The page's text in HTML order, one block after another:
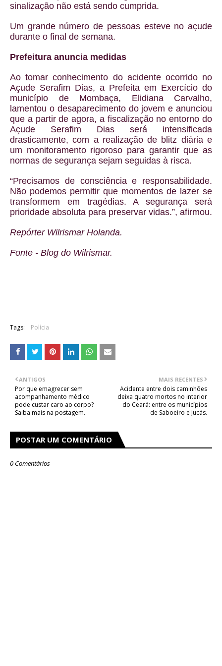
sinalização não está sendo cumprida.
Um grande número de pessoas esteve no açude
durante o final de semana.
Prefeitura anuncia medidas
Ao tomar conhecimento do acidente ocorrido no
Açude Serafim Dias, a Prefeita em Exercício do
município de Mombaça, Elidiana Carvalho,
lamentou o desaparecimento do jovem e anunciou
que a partir de agora, a fiscalização no entorno do
Açude Serafim Dias será intensificada
drasticamente, com a realização de blitz diária e
um monitoramento rigoroso para garantir que as
normas de segurança sejam seguidas à risca.
“Precisamos de consciência e responsabilidade.
Não podemos permitir que momentos de lazer se
transformem em tragédias. A segurança será
prioridade absoluta para preservar vidas.”, afirmou.
Repórter Wilrismar Holanda.
Fonte - Blog do Wilrismar.
Tags: Polícia
MAIS RECENTES
Acidente entre dois caminhões
deixa quatro mortos no interior
do Ceará: entre os municípios
de Saboeiro e Jucás.
ANTIGOS
Por que emagrecer sem
acompanhamento médico
pode custar caro ao corpo?
Saiba mais na postagem.
POSTAR UM COMENTÁRIO
0 Comentários